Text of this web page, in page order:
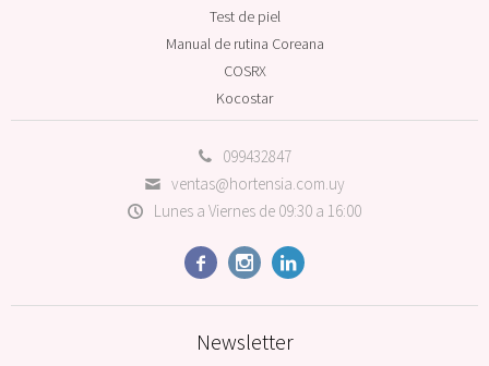
099432847
ventas@hortensia.com.uy
Lunes a Viernes de 09:30 a 16:00
  
Test de piel
Manual de rutina Coreana
COSRX
Kocostar
Newsletter